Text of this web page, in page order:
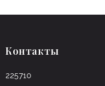
Контакты
225710